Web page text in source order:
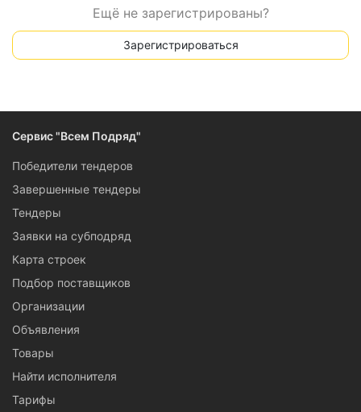
Ещё не зарегистрированы?
Зарегистрироваться
Сервис "Всем Подряд"
Победители тендеров
Завершенные тендеры
Тендеры
Заявки на субподряд
Карта строек
Подбор поставщиков
Организации
Объявления
Товары
Найти исполнителя
Тарифы